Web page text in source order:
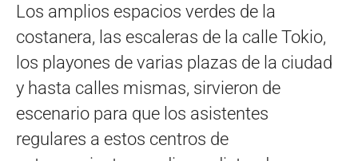
Los amplios espacios verdes de la
costanera, las escaleras de la calle Tokio,
los playones de varias plazas de la ciudad
y hasta calles mismas, sirvieron de
escenario para que los asistentes
regulares a estos centros de